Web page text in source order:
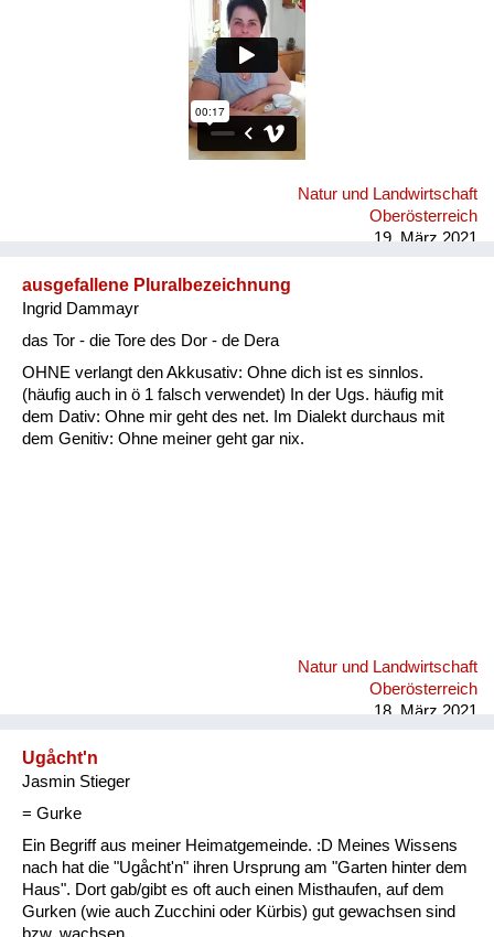
Natur und Landwirtschaft
Oberösterreich
19. März 2021
ausgefallene Pluralbezeichnung
Ingrid Dammayr
das Tor - die Tore des Dor - de Dera
OHNE verlangt den Akkusativ: Ohne dich ist es sinnlos.
(häufig auch in ö 1 falsch verwendet) In der Ugs. häufig mit
dem Dativ: Ohne mir geht des net. Im Dialekt durchaus mit
dem Genitiv: Ohne meiner geht gar nix.
Natur und Landwirtschaft
Oberösterreich
18. März 2021
Ugåcht'n
Jasmin Stieger
= Gurke
Ein Begriff aus meiner Heimatgemeinde. :D Meines Wissens
nach hat die "Ugåcht'n" ihren Ursprung am "Garten hinter dem
Haus". Dort gab/gibt es oft auch einen Misthaufen, auf dem
Gurken (wie auch Zucchini oder Kürbis) gut gewachsen sind
bzw. wachsen.